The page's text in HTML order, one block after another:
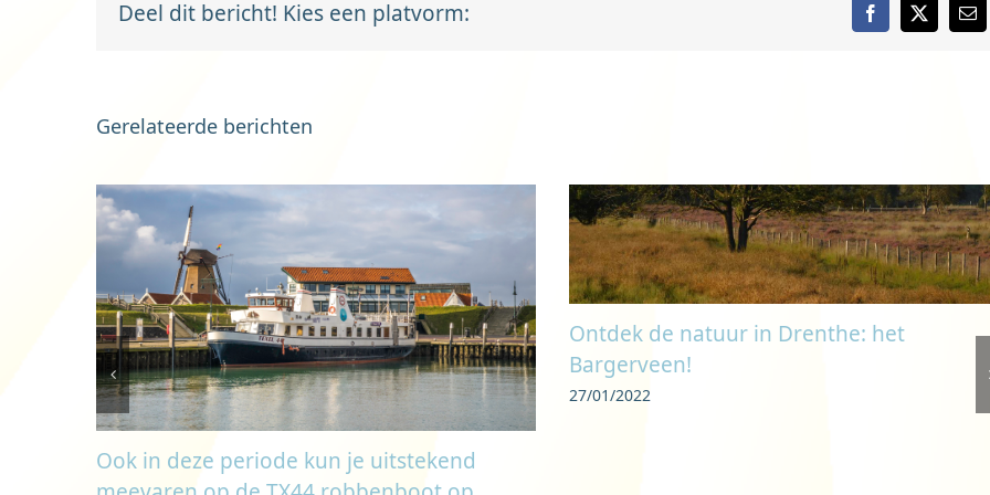
Deel dit bericht! Kies een platvorm: Facebook
X
E-
Gerelateerde berichten
Ook in deze periode kun je uitstekend
Ontdek de natuur in Drenthe: het
Bargerveen!
27/01/2022